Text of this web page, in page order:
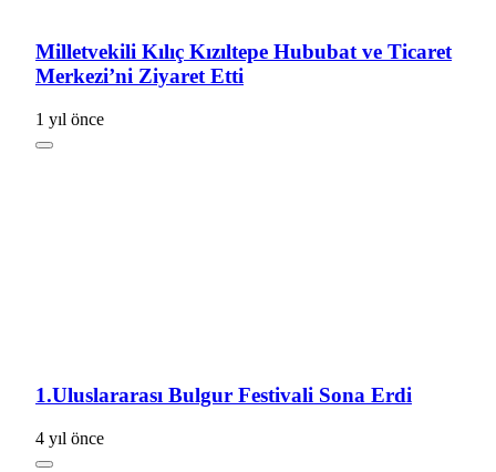
Milletvekili Kılıç Kızıltepe Hububat ve Ticaret
Merkezi’ni Ziyaret Etti
1 yıl önce
1.Uluslararası Bulgur Festivali Sona Erdi
4 yıl önce